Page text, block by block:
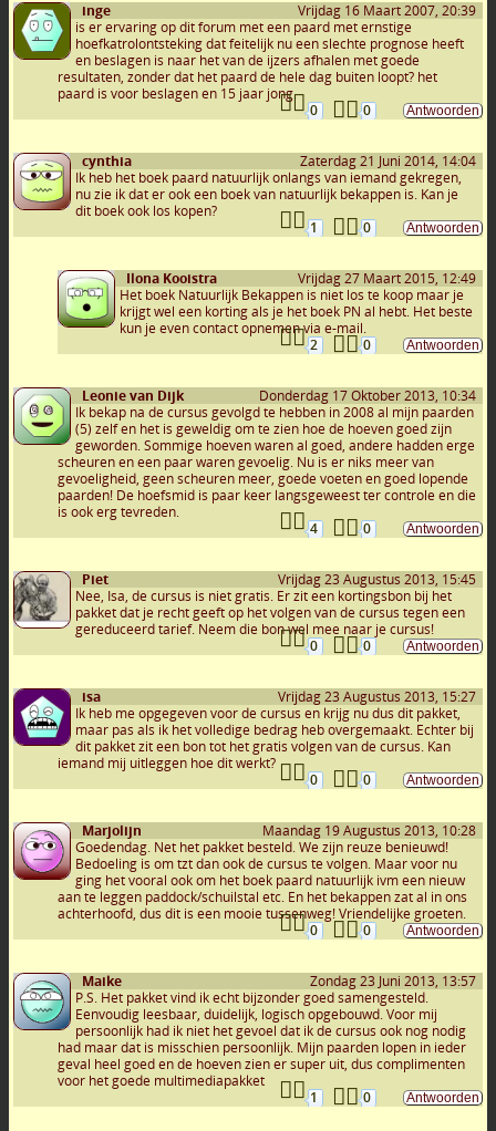
inge
Vrijdag 16 Maart 2007, 20:39
is er ervaring op dit forum met een paard met ernstige
hoefkatrolontsteking dat feitelijk nu een slechte prognose heeft
en beslagen is naar het van de ijzers afhalen met goede
resultaten, zonder dat het paard de hele dag buiten loopt? het
paard is voor beslagen en 15 jaar jong.
0
0
cynthia
Zaterdag 21 Juni 2014, 14:04
Ik heb het boek paard natuurlijk onlangs van iemand gekregen,
nu zie ik dat er ook een boek van natuurlijk bekappen is. Kan je
dit boek ook los kopen?
1
0
Ilona Kooistra
Vrijdag 27 Maart 2015, 12:49
Het boek Natuurlijk Bekappen is niet los te koop maar je
krijgt wel een korting als je het boek PN al hebt. Het beste
kun je even contact opnemen via e-mail.
2
0
Leonie van Dijk
Donderdag 17 Oktober 2013, 10:34
Ik bekap na de cursus gevolgd te hebben in 2008 al mijn paarden
(5) zelf en het is geweldig om te zien hoe de hoeven goed zijn
geworden. Sommige hoeven waren al goed, andere hadden erge
scheuren en een paar waren gevoelig. Nu is er niks meer van
gevoeligheid, geen scheuren meer, goede voeten en goed lopende
paarden! De hoefsmid is paar keer langsgeweest ter controle en die
is ook erg tevreden.
4
0
Piet
Vrijdag 23 Augustus 2013, 15:45
Nee, Isa, de cursus is niet gratis. Er zit een kortingsbon bij het
pakket dat je recht geeft op het volgen van de cursus tegen een
gereduceerd tarief. Neem die bon wel mee naar je cursus!
0
0
isa
Vrijdag 23 Augustus 2013, 15:27
Ik heb me opgegeven voor de cursus en krijg nu dus dit pakket,
maar pas als ik het volledige bedrag heb overgemaakt. Echter bij
dit pakket zit een bon tot het gratis volgen van de cursus. Kan
iemand mij uitleggen hoe dit werkt?
0
0
Marjolijn
Maandag 19 Augustus 2013, 10:28
Goedendag. Net het pakket besteld. We zijn reuze benieuwd!
Bedoeling is om tzt dan ook de cursus te volgen. Maar voor nu
ging het vooral ook om het boek paard natuurlijk ivm een nieuw
aan te leggen paddock/schuilstal etc. En het bekappen zat al in ons
achterhoofd, dus dit is een mooie tussenweg! Vriendelijke groeten.
0
0
Maike
Zondag 23 Juni 2013, 13:57
P.S. Het pakket vind ik echt bijzonder goed samengesteld.
Eenvoudig leesbaar, duidelijk, logisch opgebouwd. Voor mij
persoonlijk had ik niet het gevoel dat ik de cursus ook nog nodig
had maar dat is misschien persoonlijk. Mijn paarden lopen in ieder
geval heel goed en de hoeven zien er super uit, dus complimenten
voor het goede multimediapakket
1
0